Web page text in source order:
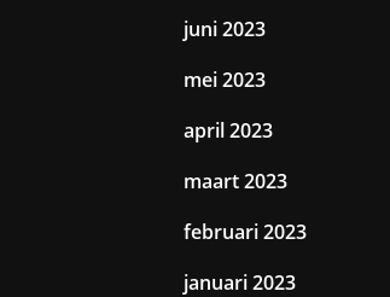
juni 2023
mei 2023
april 2023
maart 2023
februari 2023
januari 2023